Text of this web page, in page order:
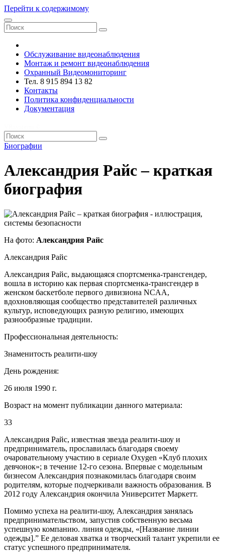
Перейти к содержимому
Обслуживание видеонаблюдения
Монтаж и ремонт видеонаблюдения
Охранный Видеомониторинг
Тел. 8 915 894 13 82
Контакты
Политика конфиденциальности
Документация
Биографии
Александрия Райс – краткая
биография
На фото: Александрия Райс
Александрия Райс
Александрия Райс, выдающаяся спортсменка-трансгендер,
вошла в историю как первая спортсменка-трансгендер в
женском баскетболе первого дивизиона NCAA,
вдохновляющая сообщество представителей различных
культур, исповедующих разную религию, имеющих
разнообразные традиции.
Профессиональная деятельность:
Знаменитость реалити-шоу
День рождения:
26 июля 1990 г.
Возраст на момент публикации данного материала:
33
Александрия Райс, известная звезда реалити-шоу и
предприниматель, прославилась благодаря своему
очаровательному участию в сериале Oxygen «Клуб плохих
девчонок»; в течение 12-го сезона. Впервые с модельным
бизнесом Александрия познакомилась благодаря своим
родителям, которые подчеркивали важность образования. В
2012 году Александрия окончила Университет Маркетт.
Помимо успеха на реалити-шоу, Александрия занялась
предпринимательством, запустив собственную весьма
успешную компанию. линия одежды, «[Название линии
одежды].” Ее деловая хватка и творческий талант укрепили ее
статус успешного предпринимателя.